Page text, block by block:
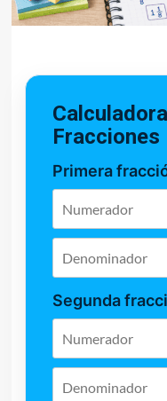
Fracciones
Primera
Segunda